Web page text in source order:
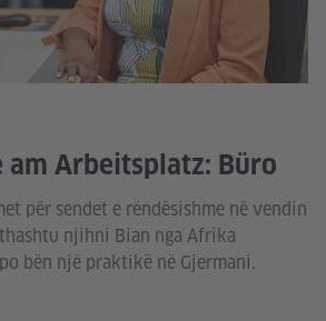
am Arbeitsplatz: Büro
për sendet e rëndësishme në vendin
njihni Bian nga Afrika
bën një praktikë në Gjermani.